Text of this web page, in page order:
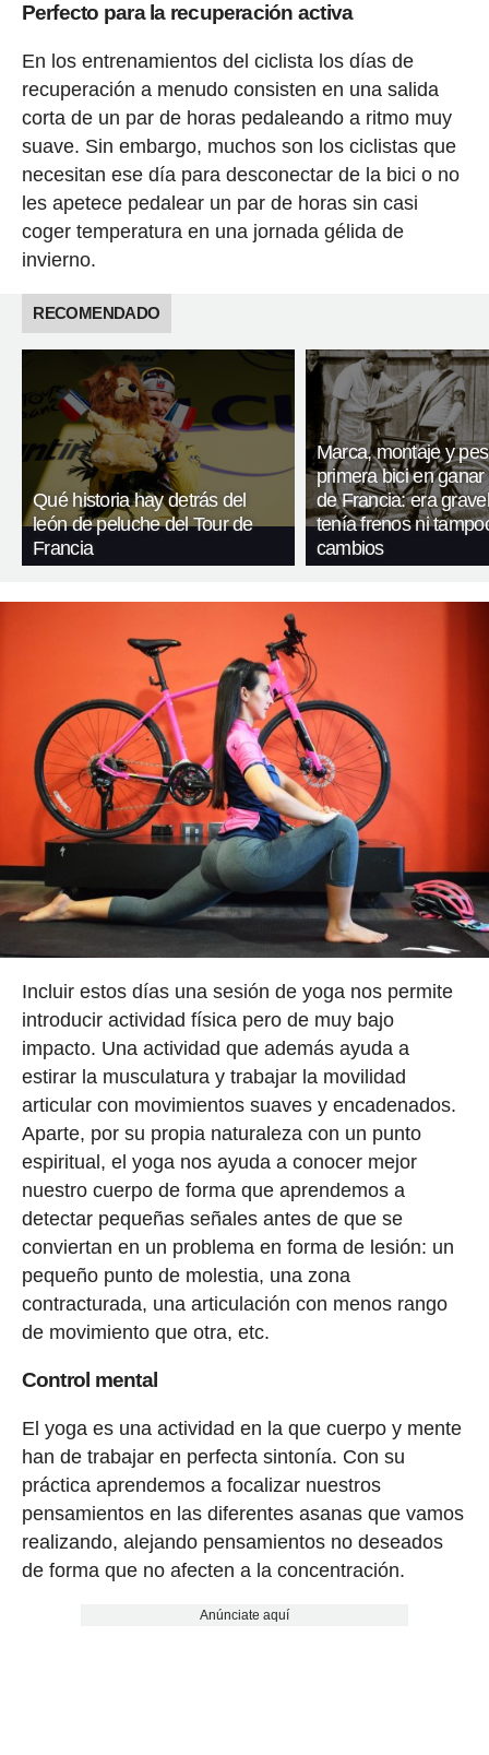
Perfecto para la recuperación activa
En los entrenamientos del ciclista los días de
recuperación a menudo consisten en una salida
corta de un par de horas pedaleando a ritmo muy
suave. Sin embargo, muchos son los ciclistas que
necesitan ese día para desconectar de la bici o no
les apetece pedalear un par de horas sin casi
coger temperatura en una jornada gélida de
invierno.
RECOMENDADO
Qué historia hay detrás del
león de peluche del Tour de
Francia
Marca, montaje y
primera bici en ganar
de Francia: era
tenía frenos ni
cambios
Incluir estos días una sesión de yoga nos permite
introducir actividad física pero de muy bajo
impacto. Una actividad que además ayuda a
estirar la musculatura y trabajar la movilidad
articular con movimientos suaves y encadenados.
Aparte, por su propia naturaleza con un punto
espiritual, el yoga nos ayuda a conocer mejor
nuestro cuerpo de forma que aprendemos a
detectar pequeñas señales antes de que se
conviertan en un problema en forma de lesión: un
pequeño punto de molestia, una zona
contracturada, una articulación con menos rango
de movimiento que otra, etc.
Control mental
El yoga es una actividad en la que cuerpo y mente
han de trabajar en perfecta sintonía. Con su
práctica aprendemos a focalizar nuestros
pensamientos en las diferentes asanas que vamos
realizando, alejando pensamientos no deseados
de forma que no afecten a la concentración.
Anúnciate aquí